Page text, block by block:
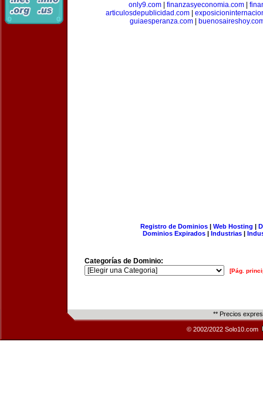
only9.com
finanzasyeconomia.com
articulosdepublicidad.com|
guiaesperanza.com
Registro de Dominios| Web Hosting |
Dominios Expirados | Industrias |
Categorías de Dominio:
[Pág.
** Precios
© 2002/2022 Solo10.com